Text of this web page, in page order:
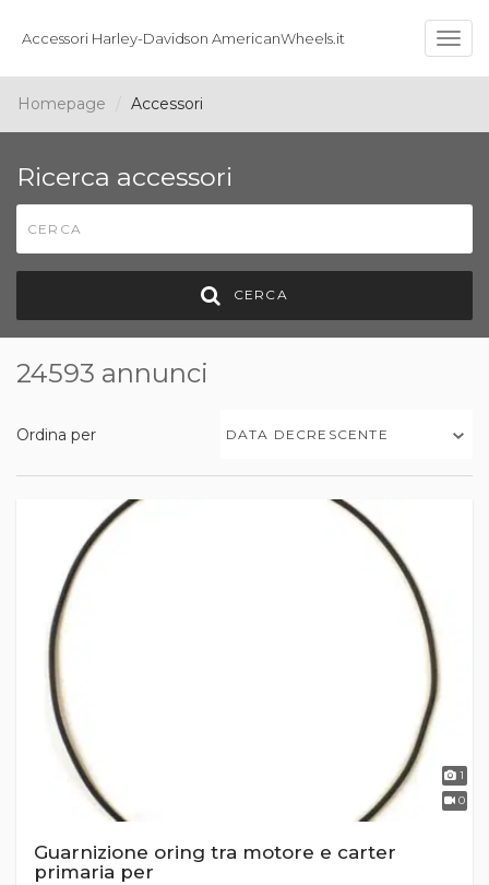
Accessori Harley-Davidson AmericanWheels.it
Homepage Accessori
Ricerca accessori
CERCA
24593 annunci
Ordina per DATA DECRESCENTE
1
0
Guarnizione oring tra motore e carter
primaria per